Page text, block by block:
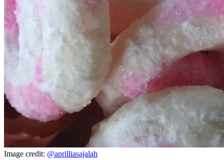
Image credit: @aprilliasajalah